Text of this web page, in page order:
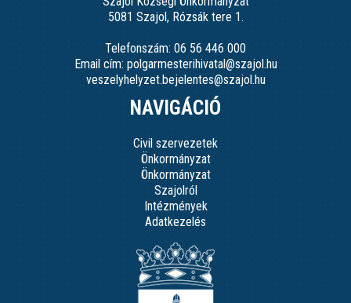
5081 Szajol, Rózsák tere 1.
Telefonszám: 06 56 446 000
Email cím: polgarmesterihivatal@szajol.hu
veszelyhelyzet.bejelentes@szajol.hu
NAVIGÁCIÓ
Civil szervezetek
Önkormányzat
Önkormányzat
Szajolról
Intézmények
Adatkezelés